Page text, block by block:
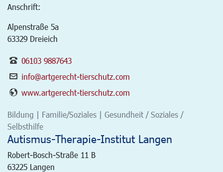
Anschrift:
Alpenstraße 5a
63329 Dreieich
06103 9887643
info@artgerecht-tierschutz.com
www.artgerecht-tierschutz.com
Bildung | Familie/Soziales | Gesundheit / Soziales /
Selbsthilfe
Autismus-Therapie-Institut Langen
Robert-Bosch-Straße 11 B
63225 Langen